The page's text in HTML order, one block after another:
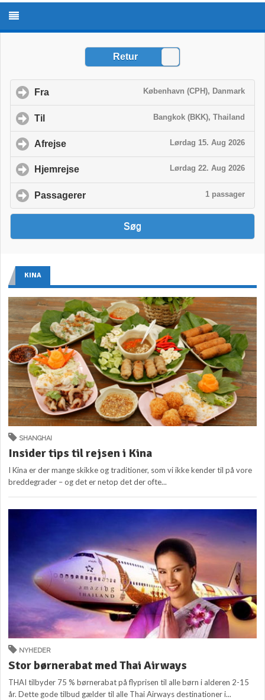
KINA
SHANGHAI
Insider tips til rejsen i Kina
I Kina er der mange skikke og traditioner, som vi ikke kender til på vore
breddegrader – og det er netop det der ofte...
NYHEDER
Stor børnerabat med Thai Airways
THAI tilbyder 75 % børnerabat på flyprisen til alle børn i alderen 2-15
år. Dette gode tilbud gælder til alle Thai Airways destinationer i...